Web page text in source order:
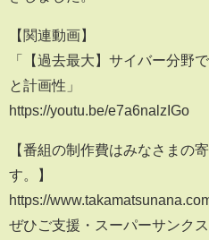
【関連動画】
「【過去最大】サイバー分野
と計画性」
https://youtu.be/e7a6nalzIGo
【番組の制作費はみなさまの
す。】
https://
ぜひご支援・スーパーサンク